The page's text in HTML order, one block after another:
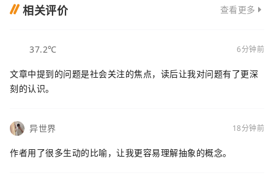
相关评价 查看更多
37.2℃ 6分钟前
文章中提到的问题是社会关注的焦点，读后让我对问题有了更深
刻的认识。
异世界 18分钟前
作者用了很多生动的比喻，让我更容易理解抽象的概念。